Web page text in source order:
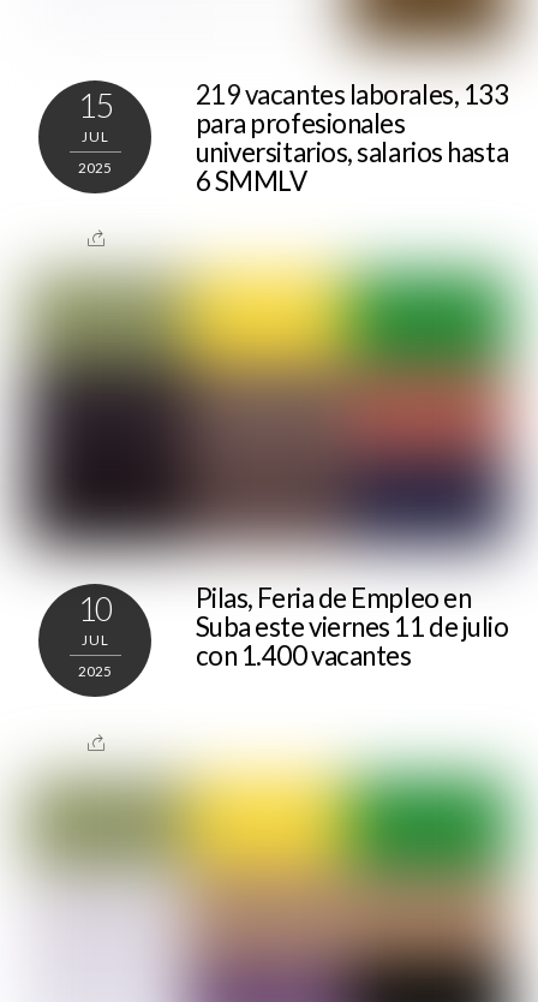
15
JUL
2025
219 vacantes laborales, 133
para profesionales
universitarios, salarios hasta
6 SMMLV
10
JUL
2025
Pilas, Feria de Empleo en
Suba este viernes 11 de julio
con 1.400 vacantes